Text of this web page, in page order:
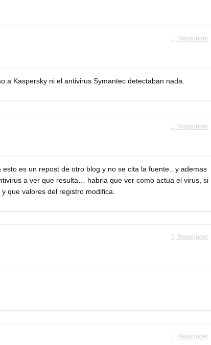
Responder
a Kaspersky ni el antivirus Symantec detectaban nada.
Responder
es un repost de otro blog y no se cita la fuente.. y ademas
a ver que resulta… habria que ver como actua el virus, si
que valores del registro modifica.
Responder
Responder